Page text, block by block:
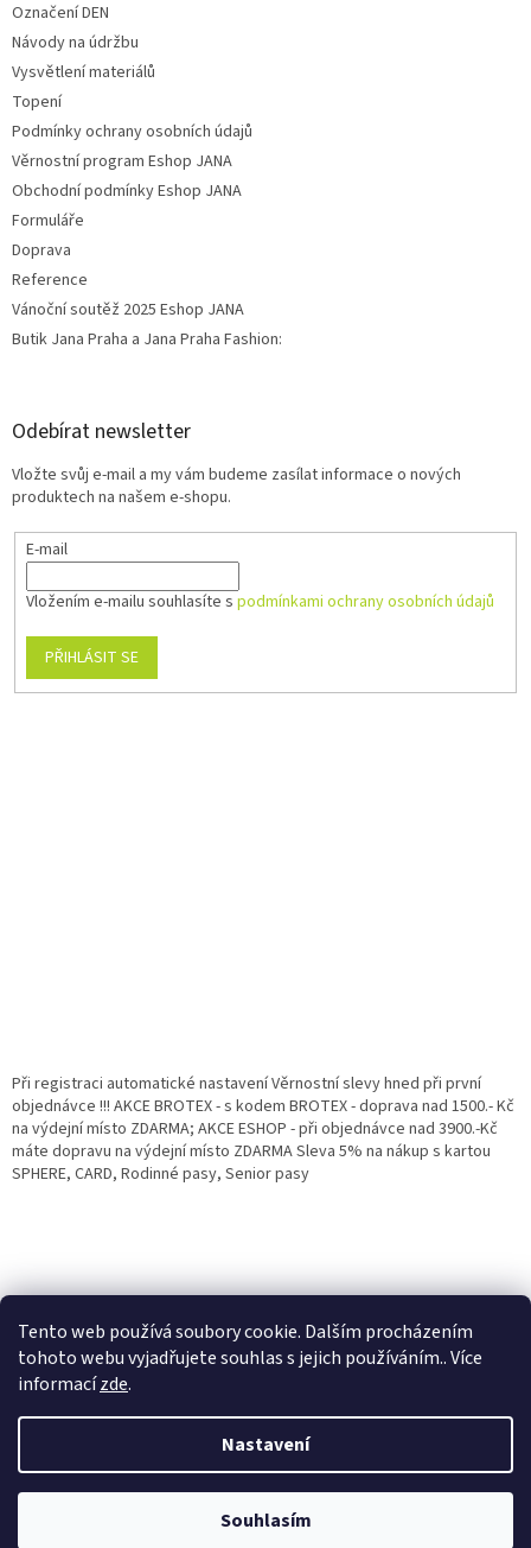
Tento web používá soubory cookie. Dalším procházením
tohoto webu vyjadřujete souhlas s jejich používáním.. Více
informacízde.
Nastavení
Souhlasím
nastavená Věrnostní sleva 3% - 10% na Všechny Vaše další nákupy. Čím
víc nakoupíte, tím větší slevu můžete získat. Vaše objednávky se sčítají.
Využít můžete i "Slevové kody" nebo DOPRAVU ZDARMA. Přejeme
příjemný nákup u nás Jana Kotasová Komárková a kolektiv pracovníků
Označení DEN
Návody na údržbu
Vysvětlení materiálů
Topení
Podmínky ochrany osobních údajů
Věrnostní program Eshop JANA
Obchodní podmínky Eshop JANA
Formuláře
Doprava
Reference
Vánoční soutěž 2025 Eshop JANA
Butik Jana Praha a Jana Praha Fashion:
Odebírat newsletter
Vložte svůj e-mail a my vám budeme zasílat informace o nových
produktech na našem e-shopu.
E-mail
Vložením e-mailu souhlasíte s podmínkami ochrany osobních údajů
PŘIHLÁSIT SE
Při registraci automatické nastavení Věrnostní slevy hned při první
objednávce !!! AKCE BROTEX - s kodem BROTEX - doprava nad 1500.- Kč
na výdejní místo ZDARMA; AKCE ESHOP - při objednávce nad 3900.-Kč
máte dopravu na výdejní místo ZDARMA Sleva 5% na nákup s kartou
SPHERE, CARD, Rodinné pasy, Senior pasy
Copyright 2026Eshop Jana. Všechna práva vyhrazena.